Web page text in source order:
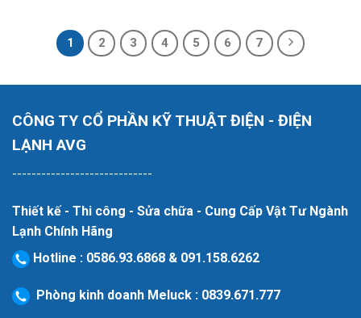
1 2 3 4 5 6 7
CÔNG TY CỔ PHẦN KỸ THUẬT ĐIỆN - ĐIỆN
LẠNH AVG
-----------------------------
Thiết kế - Thi công - Sửa chữa - Cung Cấp Vật Tư Ngành
Lạnh Chính Hãng
Hotline : 0586.93.6868 & 091.158.6262
Phòng kinh doanh Meluck : 0839.671.777